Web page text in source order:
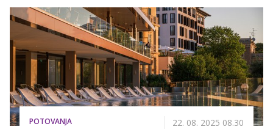
ga zavestno namenimo sebi.
POTOVANJA 22. 08. 2025 08.30